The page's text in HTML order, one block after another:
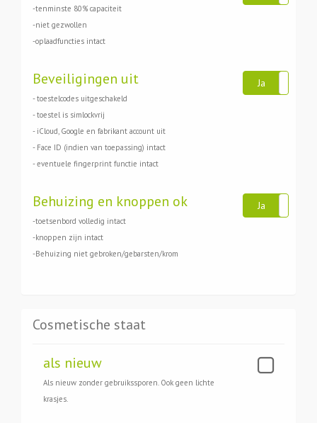
-tenminste 80% capaciteit
-niet gezwollen
-oplaadfuncties intact
Beveiligingen uit
- toestelcodes uitgeschakeld
- toestel is simlockvrij
- iCloud, Google en fabrikant account uit
- Face ID (indien van toepassing) intact
- eventuele fingerprint functie intact
Ja
Behuizing en knoppen ok
-toetsenbord volledig intact
-knoppen zijn intact
-Behuizing niet gebroken/gebarsten/krom
Ja
Cosmetische staat
als nieuw
Als nieuw zonder gebruikssporen. Ook geen lichte
krasjes.